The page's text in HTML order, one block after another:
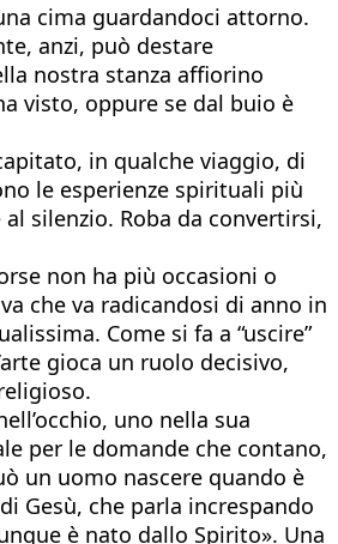
cima guardandoci attorno.
anzi, può destare
nostra stanza affiorino
visto, oppure se dal buio è
in qualche viaggio, di
le esperienze spirituali più
silenzio. Roba da convertirsi,
non ha più occasioni o
che va radicandosi di anno in
Come si fa a “uscire”
gioca un ruolo decisivo,
uno nella sua
per le domande che contano,
un uomo nascere quando è
Gesù, che parla increspando
è nato dallo Spirito». Una